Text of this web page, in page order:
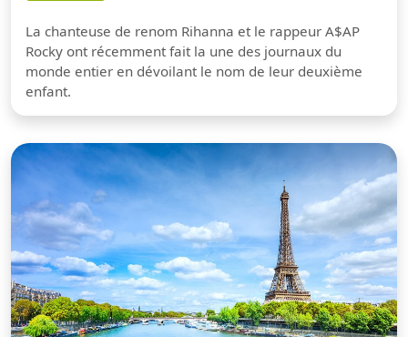
La chanteuse de renom Rihanna et le rappeur A$AP
Rocky ont récemment fait la une des journaux du
monde entier en dévoilant le nom de leur deuxième
enfant.